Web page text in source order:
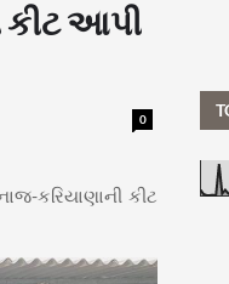
કીટ આપી
0
કરિયાણાની કીટ